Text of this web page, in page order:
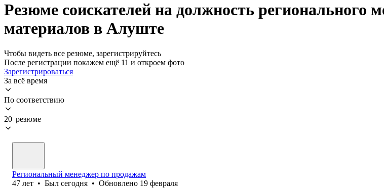
Резюме соискателей на должность регионального
материалов в Алуште
Чтобы видеть все резюме, зарегистрируйтесь
После регистрации покажем ещё 11 и откроем фото
Зарегистрироваться
За всё время
По соответствию
20 резюме
Региональный менеджер по продажам
47 лет • Был сегодня • Обновлено 19 февраля